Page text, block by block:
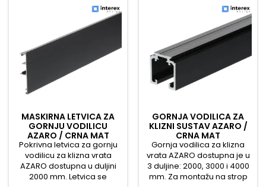
MASKIRNA LETVICA ZA
GORNJU VODILICU
AZARO / CRNA MAT
Pokrivna letvica za gornju
vodilicu za klizna vrata
AZARO dostupna u duljini
2000 mm. Letvica se
GORNJA VODILICA ZA
KLIZNI SUSTAV AZARO /
CRNA MAT
Gornja vodilica za klizna
vrata AZARO dostupna je u
3 duljine: 2000, 3000 i 4000
mm. Za montažu na strop